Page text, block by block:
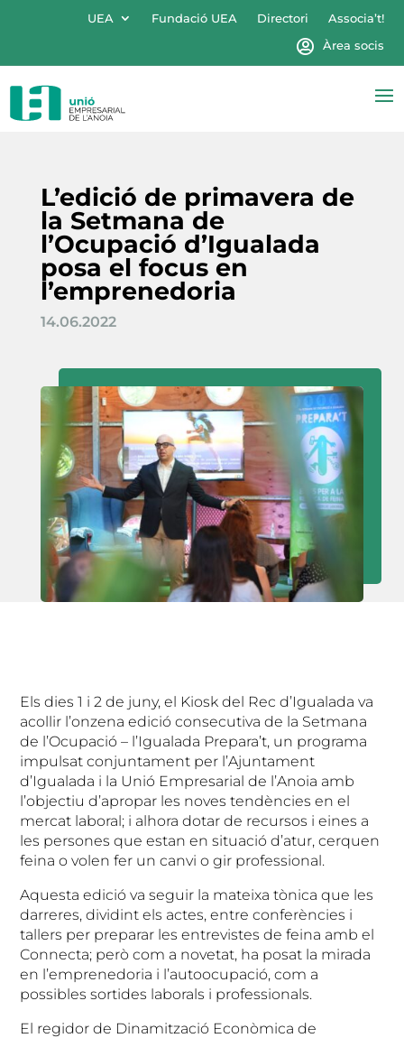
UEA Fundació UEA Directori
Associa’t!
Àrea socis
L’edició de primavera de
la Setmana de
l’Ocupació d’Igualada
posa el focus en
l’emprenedoria
14.06.2022
Els dies 1 i 2 de juny, el Kiosk del Rec d’Igualada va
acollir l’onzena edició consecutiva de la Setmana
de l’Ocupació – l’Igualada Prepara’t, un programa
impulsat conjuntament per l’Ajuntament
d’Igualada i la Unió Empresarial de l’Anoia amb
l’objectiu d’apropar les noves tendències en el
mercat laboral; i alhora dotar de recursos i eines a
les persones que estan en situació d’atur, cerquen
feina o volen fer un canvi o gir professional.
Aquesta edició va seguir la mateixa tònica que les
darreres, dividint els actes, entre conferències i
tallers per preparar les entrevistes de feina amb el
Connecta; però com a novetat, ha posat la mirada
en l’emprenedoria i l’autoocupació, com a
possibles sortides laborals i professionals.
El regidor de Dinamització Econòmica de